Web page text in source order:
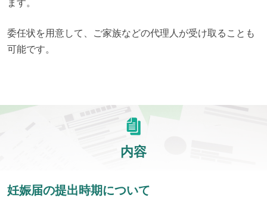
ます。
委任状を用意して、ご家族などの代理人が受け取ることも
可能です。
内容
妊娠届の提出時期について